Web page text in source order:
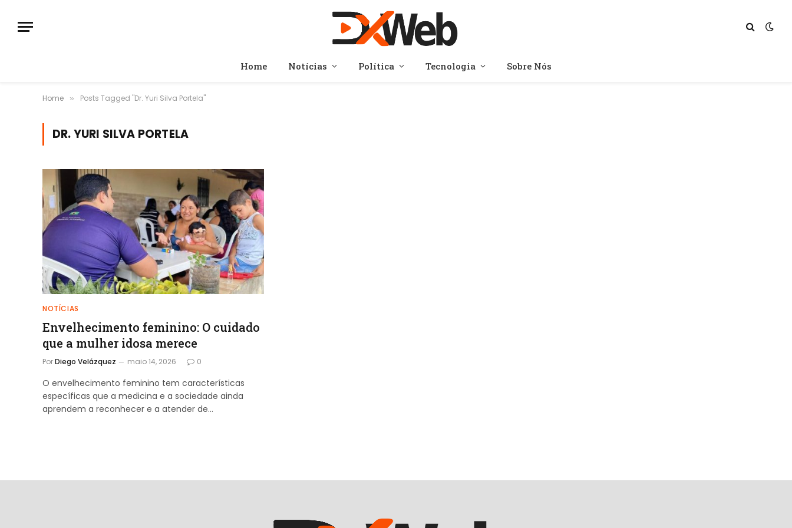
Home Notícias Política Tecnologia Sobre Nós
Home » Posts Tagged "Dr. Yuri Silva Portela"
DR. YURI SILVA PORTELA
NOTÍCIAS
Envelhecimento feminino: O cuidado
que a mulher idosa merece
PorDiego Velázquez maio 14, 2026 0
O envelhecimento feminino tem características
específicas que a medicina e a sociedade ainda
aprendem a reconhecer e a atender de…